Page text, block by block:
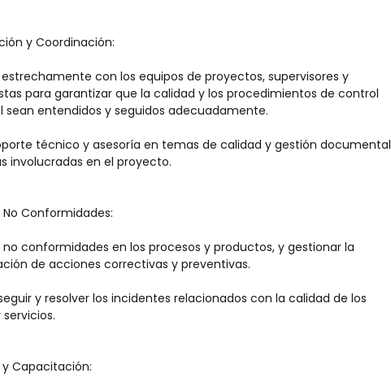
y Coordinación:
con los equipos de proyectos, supervisores y
para garantizar que la calidad y los procedimientos de control
entendidos y seguidos adecuadamente.
técnico y asesoría en temas de calidad y gestión documental
involucradas en el proyecto.
Conformidades:
conformidades en los procesos y productos, y gestionar la
de acciones correctivas y preventivas.
y resolver los incidentes relacionados con la calidad de los
Capacitación: